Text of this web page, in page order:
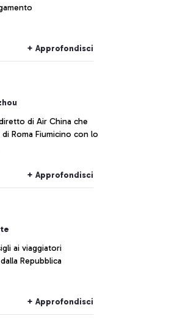
+ Approfondisci
di Air China che
Roma Fiumicino con lo
+ Approfondisci
ai viaggiatori
Repubblica
+ Approfondisci